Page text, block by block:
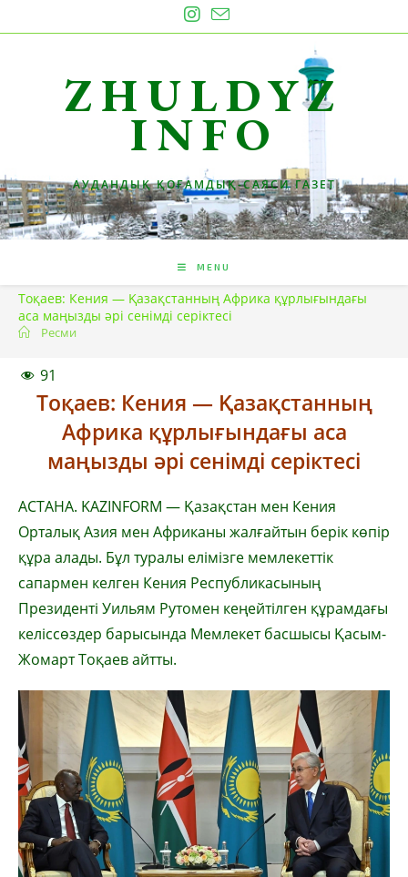
to
ZHULDYZ
INFO
АУДАНДЫҚ ҚОҒАМДЫҚ-САЯСИ ГАЗЕТ
MENU
Тоқаев: Кения — Қазақстанның Африка құрлығындағы
аса маңызды әрі сенімді серіктесі
Ресми
91
Тоқаев: Кения — Қазақстанның
Африка құрлығындағы аса
маңызды әрі сенімді серіктесі
АСТАНА. KAZINFORM — Қазақстан мен Кения
Орталық Азия мен Африканы жалғайтын берік көпір
құра алады. Бұл туралы елімізге мемлекеттік
сапармен келген Кения Республикасының
Президенті Уильям Рутомен кеңейтілген құрамдағы
келіссөздер барысында Мемлекет басшысы Қасым-
Жомарт Тоқаев айтты.